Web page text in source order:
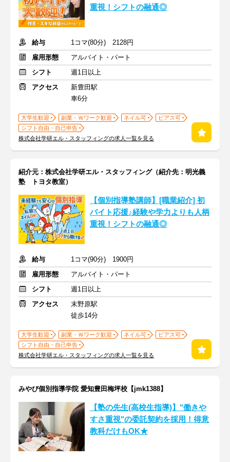
重視！シフトの融通◎
給与
1コマ(80分) 2128円
雇用形態
アルバイト・パート
シフト
週1日以上
アクセス
新豊田駅
車6分
大学生歓迎 副業・Ｗワーク歓迎 ネイル可
ピアス可
シフト自由・自己申告
株式会社学研エル・スタッフィングの求人一覧を見る
紹介元：株式会社学研エル・スタッフィング（紹介先：明光義
塾 トヨタ教室）
【個別指導塾講師】[職業紹介] 初
バイト応援♪経験や学力よりも人柄
重視！シフトの融通◎
給与
1コマ(90分) 1900円
雇用形態
アルバイト・パート
シフト
週1日以上
アクセス
末野原駅
徒歩14分
大学生歓迎 副業・Ｗワーク歓迎 ネイル可
ピアス可
シフト自由・自己申告
株式会社学研エル・スタッフィングの求人一覧を見る
みやび個別指導学院 愛知豊田梅坪校【jmk1388】
【塾の先生(高校生指導)】"働きや
すさ重視"の委託契約を採用！得意
教科だけもOK★